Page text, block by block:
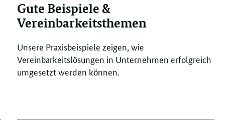
Gute Beispiele &
Vereinbarkeitsthemen
Unsere Praxisbeispiele zeigen, wie
Vereinbarkeitslösungen in Unternehmen erfolgreich
umgesetzt werden können.